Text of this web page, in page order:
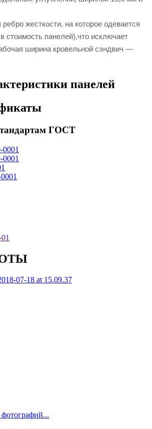
жесткости, на которое одевается
стоимость панелей),что исключает
ширина кровельной сэндвич —
панелей
ГОСТ